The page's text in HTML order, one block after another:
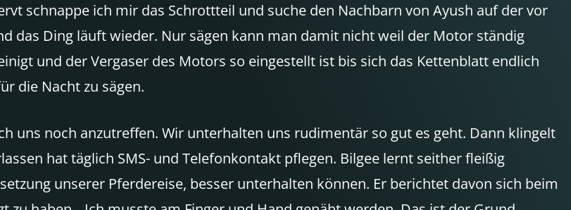
schnappe ich mir das Schrottteil und suche den Nachbarn von Ayush auf der vor
das Ding läuft wieder. Nur sägen kann man damit nicht weil der Motor ständig
und der Vergaser des Motors so eingestellt ist bis sich das Kettenblatt endlich
die Nacht zu sägen.
uns noch anzutreffen. Wir unterhalten uns rudimentär so gut es geht. Dann klingelt
hat täglich SMS- und Telefonkontakt pflegen. Bilgee lernt seither fleißig
unserer Pferdereise, besser unterhalten können. Er berichtet davon sich beim